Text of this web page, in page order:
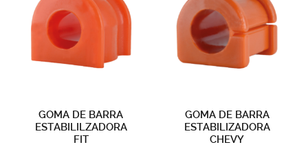
GOMA DE BARRA
ESTABILILZADORA
FIT
GOMA DE BARRA
ESTABILIZADORA
CHEVY